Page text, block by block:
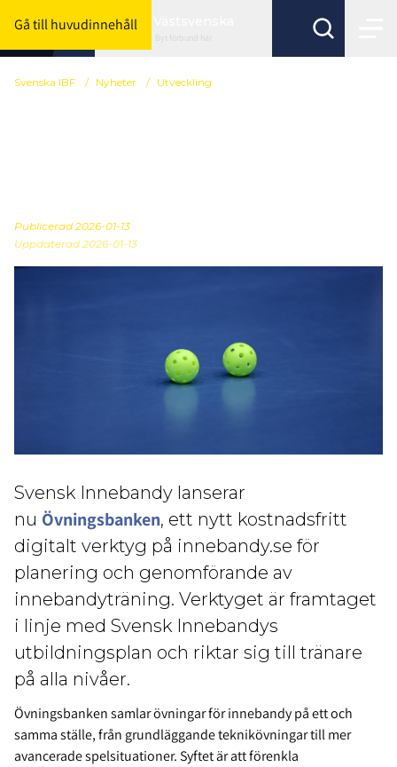
Gå till huvudinnehåll
Byt förbund här
Svenska IBF / Nyheter / Utveckling
Publicerad 2026-01-13
Uppdaterad 2026-01-13
Svensk Innebandy lanserar
nu Övningsbanken, ett nytt kostnadsfritt
digitalt verktyg på innebandy.se för
planering och genomförande av
innebandyträning. Verktyget är framtaget
i linje med Svensk Innebandys
utbildningsplan och riktar sig till tränare
på alla nivåer.
Övningsbanken samlar övningar för innebandy på ett och
samma ställe, från grundläggande teknikövningar till mer
avancerade spelsituationer. Syftet är att förenkla